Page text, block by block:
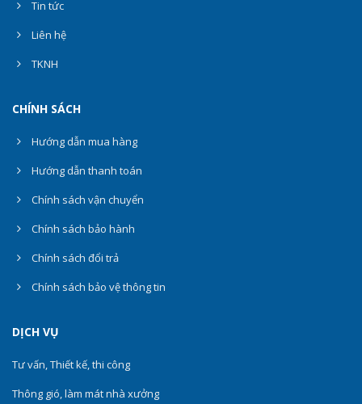
Tin tức
Liên hệ
TKNH
CHÍNH SÁCH
Hướng dẫn mua hàng
Hướng dẫn thanh toán
Chính sách vận chuyển
Chính sách bảo hành
Chính sách đổi trả
Chính sách bảo vệ thông tin
DỊCH VỤ
Tư vấn, Thiết kế, thi công
Thông gió, làm mát nhà xưởng